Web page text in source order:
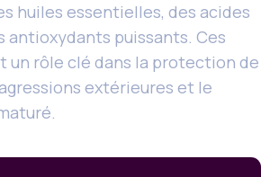
huiles essentielles, des acides
antioxydants puissants. Ces
un rôle clé dans la protection de
extérieures et le